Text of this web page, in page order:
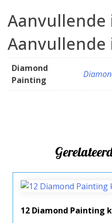
Diamond
Painting
12 Diamond Painting